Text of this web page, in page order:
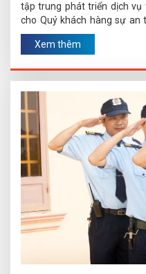
tập trung phát triển dịch vụ
cho Quý khách hàng sự an
mọi thời điểm.
Xem thêm